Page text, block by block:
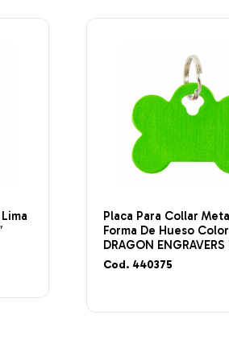
Placa Para Collar
Forma De Hueso
DRAGON
Cod. 440375